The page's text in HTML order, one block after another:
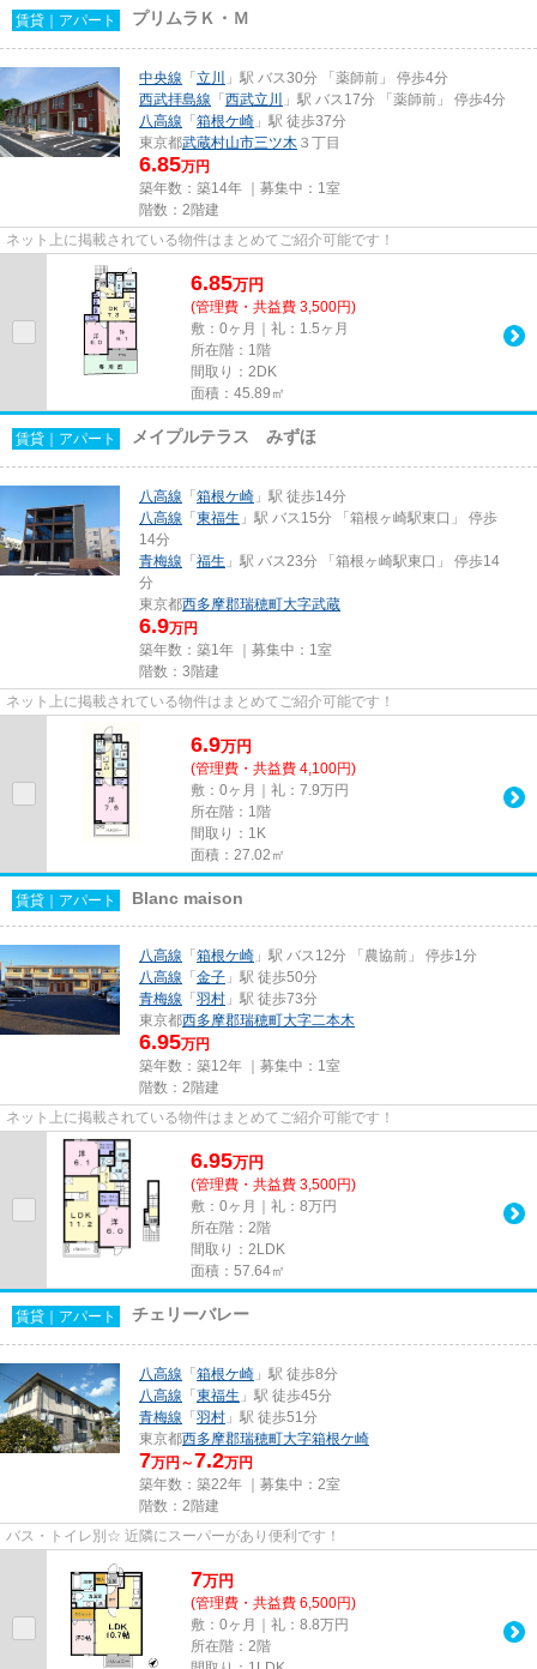
賃貸｜アパート プリムラＫ・Ｍ
中央線 「立川
」駅 バス30分 「薬師前」 停歩4分
西武拝島線 「西武立川
」駅 バス17分 「薬師前」 停歩4分
八高線 「箱根ケ崎 」駅 徒歩37分
東京都武蔵村山市三ツ木 ３丁目
6.85万円
築年数：築14年 ｜募集中： 1室
階数：2階建
ネット上に掲載されている物件はまとめてご紹介可能です！
6.85万円
(管理費・共益費 3,500円)
敷：0ヶ月｜礼：1.5ヶ月
所在階：1階
間取り：2DK
面積：45.89㎡
賃貸｜アパート メイプルテラス みずほ
八高線 「箱根ケ崎 」駅 徒歩14分
八高線 「東福生 」駅 バス15分 「箱根ヶ崎駅東口」 停歩
14分
青梅線 「福生 」駅 バス23分 「箱根ヶ崎駅東口」 停歩14
分
東京都西多摩郡瑞穂町大字武蔵
6.9万円
築年数：築1年 ｜募集中： 1室
階数：3階建
ネット上に掲載されている物件はまとめてご紹介可能です！
6.9万円
(管理費・共益費 4,100円)
敷：0ヶ月｜礼：7.9万円
所在階：1階
間取り：1K
面積：27.02㎡
賃貸｜アパート Blanc maison
八高線 「箱根ケ崎 」駅 バス12分 「農協前」 停歩1分
八高線 「金子 」駅 徒歩50分
青梅線 「羽村 」駅 徒歩73分
東京都西多摩郡瑞穂町大字二本木
6.95万円
築年数：築12年 ｜募集中： 1室
階数：2階建
ネット上に掲載されている物件はまとめてご紹介可能です！
6.95万円
(管理費・共益費 3,500円)
敷：0ヶ月｜礼：8万円
所在階：2階
間取り：2LDK
面積：57.64㎡
賃貸｜アパート チェリーバレー
八高線 「箱根ケ崎 」駅 徒歩8分
八高線 「東福生 」駅 徒歩45分
青梅線 「羽村 」駅 徒歩51分
東京都西多摩郡瑞穂町大字箱根ケ崎
7万円～7.2万円
築年数：築22年 ｜募集中： 2室
階数：2階建
バス・トイレ別☆ 近隣にスーパーがあり便利です！
7万円
(管理費・共益費 6,500円)
敷：0ヶ月｜礼：8.8万円
所在階：2階